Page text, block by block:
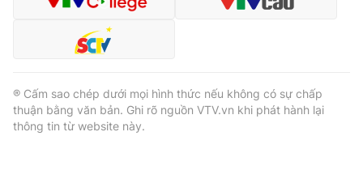
® Cấm sao chép dưới mọi hình thức nếu không có sự chấp
thuận bằng văn bản. Ghi rõ nguồn VTV.vn khi phát hành lại
thông tin từ website này.